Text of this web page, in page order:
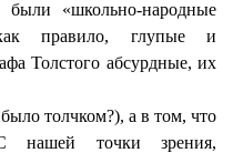
были «школьно-народные
правило, глупые и
Толстого абсурдные, их
толчком?), а в том, что
нашей точки зрения,